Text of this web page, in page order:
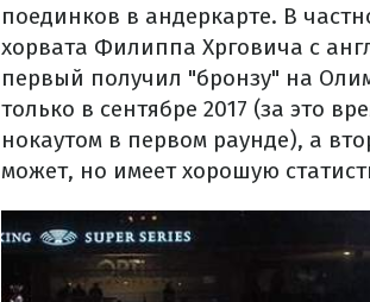
поединков в андеркарте. В
хорвата Филиппа Хрговича с
первый получил "бронзу" на
только в сентябре 2017 (за это
нокаутом в первом раунде), а
может, но имеет хорошую